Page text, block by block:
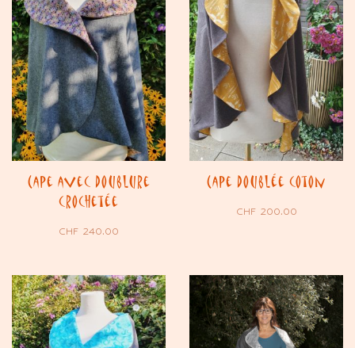
Cape avec doublure
crochetée
CHF 240.00
Cape doublée coton
CHF200.00